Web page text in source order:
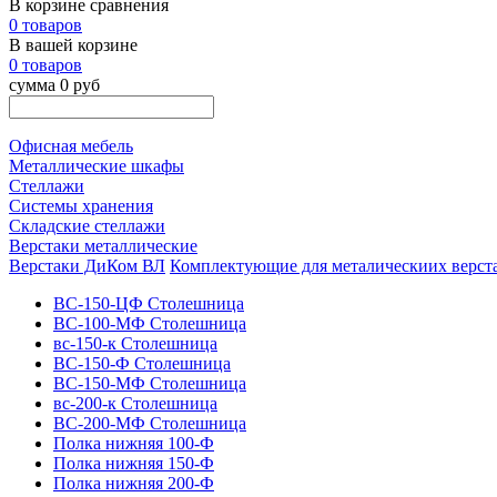
В корзине сравнения
0 товаров
В вашей корзине
0 товаров
сумма 0 руб
Офисная мебель
Металлические шкафы
Стеллажи
Системы хранения
Складские стеллажи
Верстаки металлические
Верстаки ДиКом ВЛ Комплектующие для металическиих
ВС-150-ЦФ Столешница
ВС-100-МФ Столешница
вс-150-к Столешница
ВС-150-Ф Столешница
ВС-150-МФ Столешница
вс-200-к Столешница
ВС-200-МФ Столешница
Полка нижняя 100-Ф
Полка нижняя 150-Ф
Полка нижняя 200-Ф